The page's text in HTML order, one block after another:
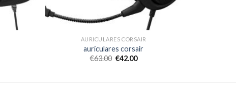
AURICULARES CORSAIR
auriculares corsair
€63.00 €42.00